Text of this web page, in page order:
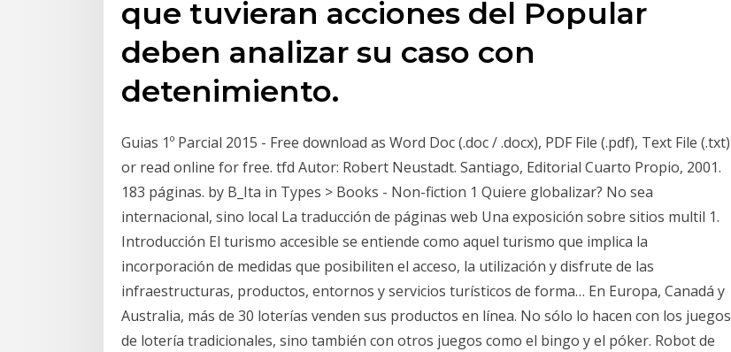
que tuvieran acciones del Popular
deben analizar su caso con
detenimiento.
Guias 1º Parcial 2015 - Free download as Word Doc (.doc / .docx), PDF File (.pdf), Text File (.txt)
or read online for free. tfd Autor: Robert Neustadt. Santiago, Editorial Cuarto Propio, 2001.
183 páginas. by B_Ita in Types > Books - Non-fiction 1 Quiere globalizar? No sea
internacional, sino local La traducción de páginas web Una exposición sobre sitios multil 1.
Introducción El turismo accesible se entiende como aquel turismo que implica la
incorporación de medidas que posibiliten el acceso, la utilización y disfrute de las
infraestructuras, productos, entornos y servicios turísticos de forma… En Europa, Canadá y
Australia, más de 30 loterías venden sus productos en línea. No sólo lo hacen con los juegos
de lotería tradicionales, sino también con otros juegos como el bingo y el póker. Robot de